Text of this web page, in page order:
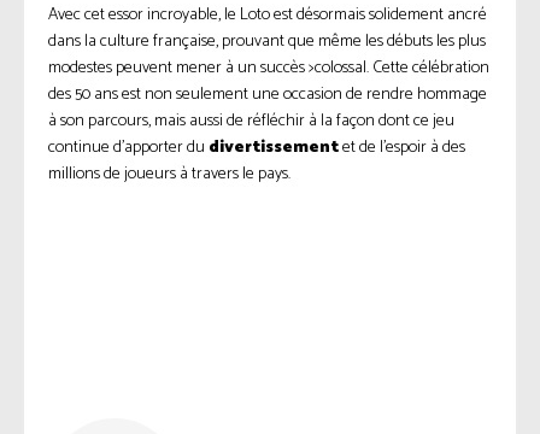
Avec cet essor incroyable, le Loto est désormais solidement ancré
dans la culture française, prouvant que même les débuts les plus
modestes peuvent mener à un succès >colossal. Cette célébration
des 50 ans est non seulement une occasion de rendre hommage
à son parcours, mais aussi de réfléchir à la façon dont ce jeu
continue d’apporter du divertissementet de l’espoir à des
millions de joueurs à travers le pays.